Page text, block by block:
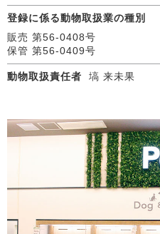
登録に係る動物取扱業の種別
販売 第56-0408号
保管 第56-0409号
動物取扱責任者 塙 来未果